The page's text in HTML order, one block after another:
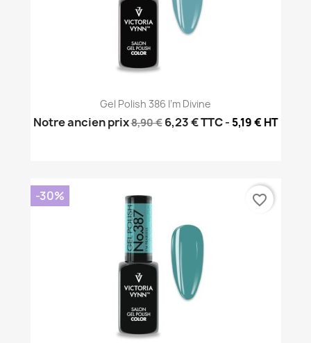
Gel Polish 386 I'm Divine
Notre ancien prix8,90 € 6,23 €TTC- 5,19 € HT
-30% favorite_border